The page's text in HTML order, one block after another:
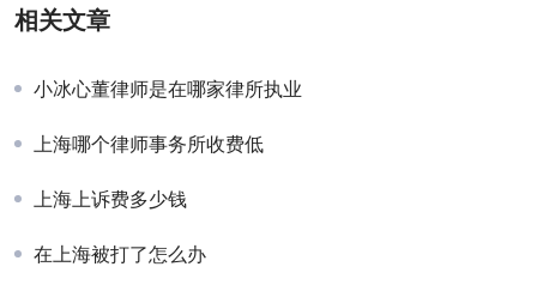
相关文章
小冰心董律师是在哪家律所执业
上海哪个律师事务所收费低
上海上诉费多少钱
在上海被打了怎么办